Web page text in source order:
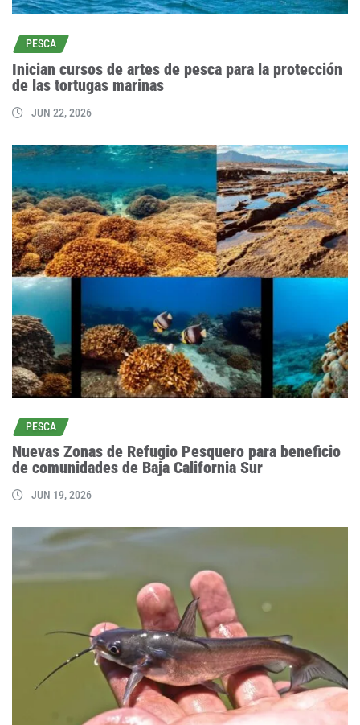
PESCA
Inician cursos de artes de pesca para la protección
de las tortugas marinas
JUN 22, 2026
PESCA
Nuevas Zonas de Refugio Pesquero para beneficio
de comunidades de Baja California Sur
JUN 19, 2026